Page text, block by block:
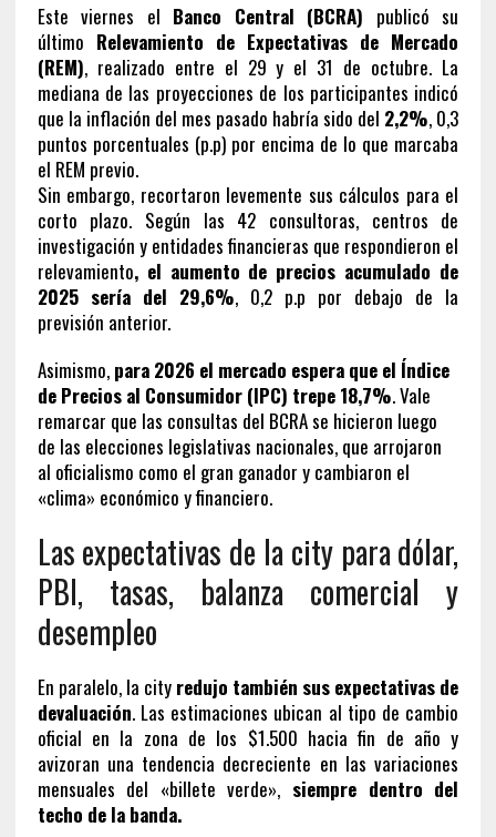
Este viernes el Banco Central (BCRA) publicó su
último Relevamiento de Expectativas de Mercado
(REM), realizado entre el 29 y el 31 de octubre. La
mediana de las proyecciones de los participantes indicó
que la inflación del mes pasado habría sido del 2,2%, 0,3
puntos porcentuales (p.p) por encima de lo que marcaba
el REM previo.
Sin embargo, recortaron levemente sus cálculos para el
corto plazo. Según las 42 consultoras, centros de
investigación y entidades financieras que respondieron el
relevamiento, el aumento de precios acumulado de
2025 sería del 29,6%, 0,2 p.p por debajo de la
previsión anterior.
Asimismo, para 2026 el mercado espera que el Índice
de Precios al Consumidor (IPC) trepe 18,7%. Vale
remarcar que las consultas del BCRA se hicieron luego
de las elecciones legislativas nacionales, que arrojaron
al oficialismo como el gran ganador y cambiaron el
«clima» económico y financiero.
Las expectativas de la city para dólar,
PBI, tasas, balanza comercial y
desempleo
En paralelo, la city redujo también sus expectativas de
devaluación. Las estimaciones ubican al tipo de cambio
oficial en la zona de los $1.500 hacia fin de año y
avizoran una tendencia decreciente en las variaciones
mensuales del «billete verde», siempre dentro del
techo de la banda.